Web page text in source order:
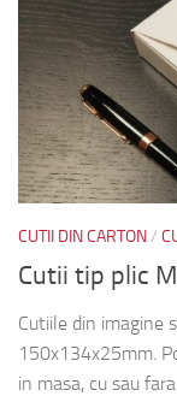
CUTII DIN CARTON/
Cutii tip plic
Cutiile din imagine
150x134x25mm.
in masa, cu sau